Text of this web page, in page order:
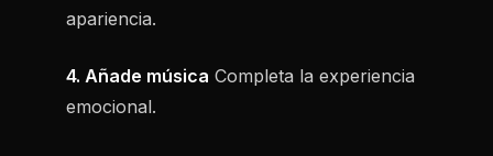
apariencia.
4. Añade música Completa la experiencia
emocional.